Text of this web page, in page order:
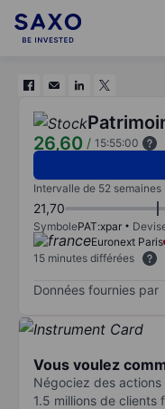
26,60 / 15:55:00
Intervalle de 52 semaines
21,70
SymbolePAT:xpar
Euronext Paris
15 minutes différées
Données fournies par
Vous voulez
Négociez des
1.5 millions de